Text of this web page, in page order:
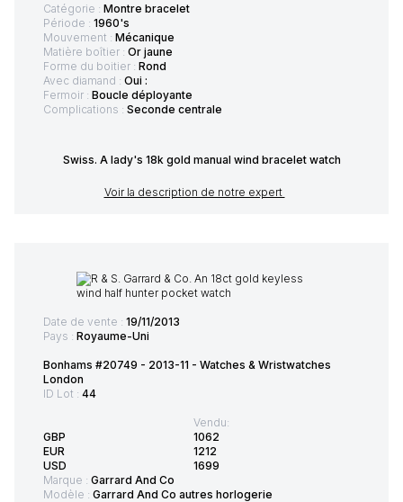
Catégorie : Montre bracelet
Période : 1960's
Mouvement : Mécanique
Matière boîtier : Or jaune
Forme du boitier : Rond
Avec diamand : Oui :
Fermoir : Boucle déployante
Complications : Seconde centrale
Swiss. A lady's 18k gold manual wind bracelet watch
Voir la description de notre expert
Date de vente : 19/11/2013
Pays : Royaume-Uni
Bonhams #20749 - 2013-11 - Watches & Wristwatches
London
ID Lot : 44
GBP
EUR
USD
Vendu:
1062
1212
1699
Marque : Garrard And Co
Modèle : Garrard And Co autres horlogerie